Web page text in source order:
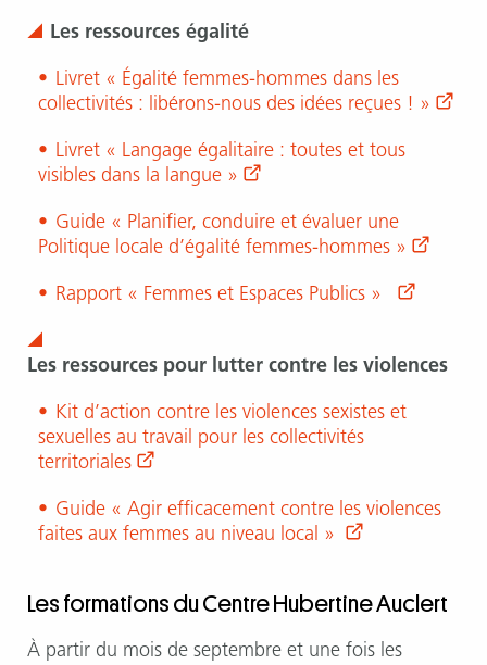
Les ressources égalité
Livret « Égalité femmes-hommes dans les
collectivités : libérons-nous des idées reçues ! »
Livret « Langage égalitaire : toutes et tous
visibles dans la langue »
Guide « Planifier, conduire et évaluer une
Politique locale d’égalité femmes-hommes »
Rapport « Femmes et Espaces Publics »
Les ressources pour lutter contre les violences
Kit d’action contre les violences sexistes et
sexuelles au travail pour les collectivités
territoriales
Guide « Agir efficacement contre les violences
faites aux femmes au niveau local »
Les formations du Centre Hubertine Auclert
À partir du mois de septembre et une fois les